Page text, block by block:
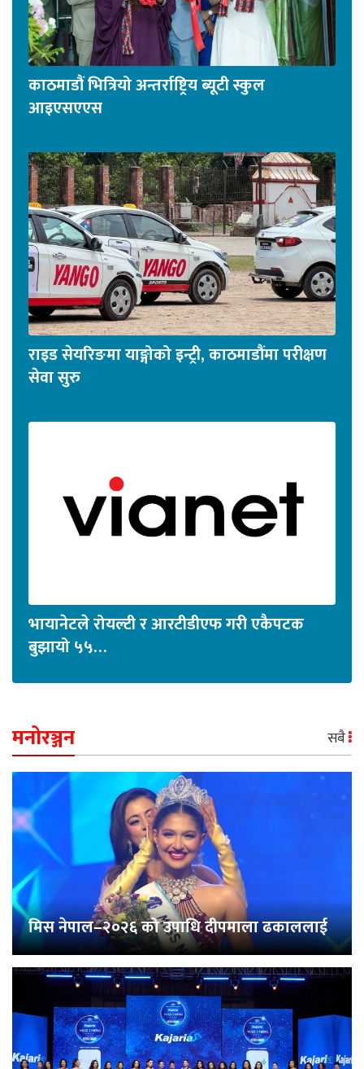
काठमाडौं भित्रियो अन्तर्राष्ट्रिय ब्यूटी स्कुल
आइएसएएस
राइड सेयरिङमा याङ्गोको इन्ट्री, काठमाडौंमा परीक्षण
सेवा सुरु
भायानेटले रोयल्टी र आरटीडीएफ गरी एकैपटक
बुझायो ५५…
मनोरञ्जन सबै
मिस नेपाल–२०२६ को उपाधि दीपमाला ढकाललाई